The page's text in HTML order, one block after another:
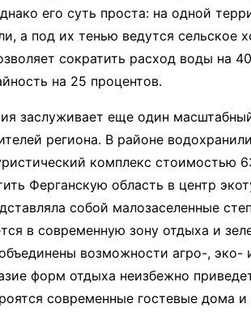
его суть проста: на одной
а под их тенью ведутся сельское
сократить расход воды на
на 25 процентов.
заслуживает еще один
региона. В районе
комплекс стоимостью
Ферганскую область в центр
собой малозаселенные
в современную зону отдыха и
возможности агро-, эко-
форм отдыха неизбежно
современные гостевые дома